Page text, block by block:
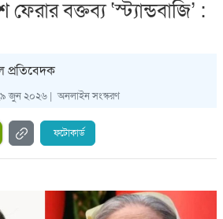
বক্তব্য ‘স্ট্যান্ডবাজি’ :
জুন ২০২৬ | অনলাইন সংস্করণ
ফটোকার্ড